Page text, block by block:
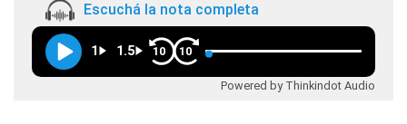
Escuchá la nota completa
1 1.5 10 10
Powered by Thinkindot Audio